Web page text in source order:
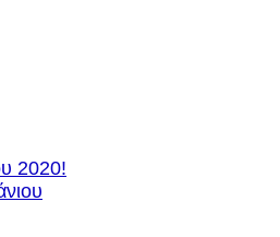
2020!